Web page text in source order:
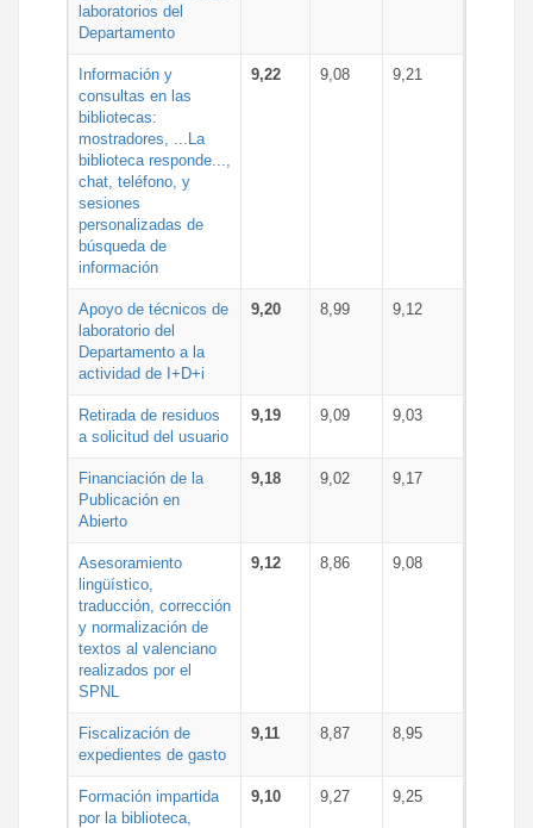
laboratorios del
Departamento
Información y
consultas en las
bibliotecas:
mostradores, ...La
biblioteca responde...,
chat, teléfono, y
sesiones
personalizadas de
búsqueda de
información
9,22 9,08 9,21
Apoyo de técnicos de
laboratorio del
Departamento a la
actividad de I+D+i
9,20 8,99 9,12
Retirada de residuos
a solicitud del usuario
9,19 9,09 9,03
Financiación de la
Publicación en
Abierto
9,18 9,02 9,17
Asesoramiento
lingüístico,
traducción, corrección
y normalización de
textos al valenciano
realizados por el
SPNL
9,12 8,86 9,08
Fiscalización de
expedientes de gasto
9,11 8,87 8,95
Formación impartida
por la biblioteca,
9,10 9,27 9,25